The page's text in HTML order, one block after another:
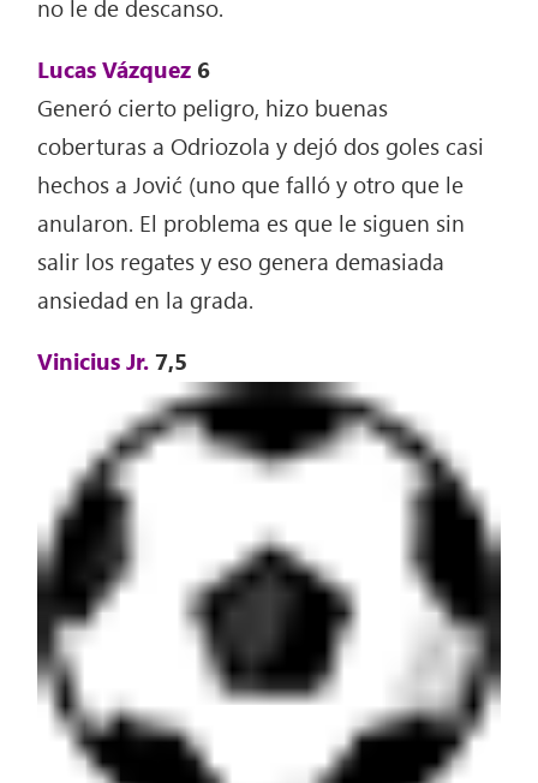
no le de descanso.
Lucas Vázquez 6
Generó cierto peligro, hizo buenas
coberturas a Odriozola y dejó dos goles casi
hechos a Jović (uno que falló y otro que le
anularon. El problema es que le siguen sin
salir los regates y eso genera demasiada
ansiedad en la grada.
Vinicius Jr. 7,5